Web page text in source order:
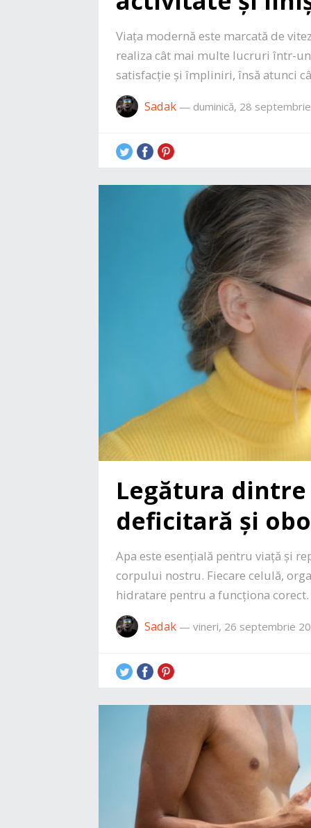
Viața modernă este marcată de
realiza cât mai multe lucruri într-
satisfacție și împliniri, însă atunci
Sadak — duminică, 28
Legătura
deficitară și
Apa este esențială pentru viață și
corpului nostru. Fiecare celulă,
hidratare pentru a funcționa
Sadak — vineri, 26 septembrie